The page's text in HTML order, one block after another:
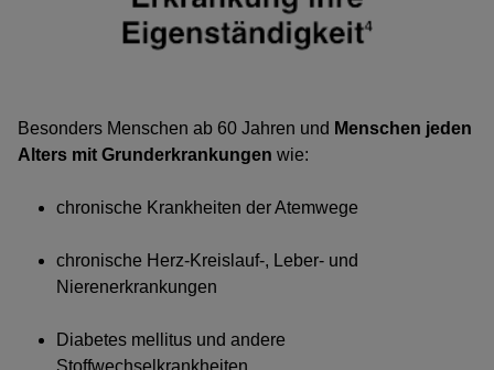
Besonders Menschen ab 60 Jahren und Menschen jeden
Alters mit Grunderkrankungen wie:
chronische Krankheiten der Atemwege
chronische Herz-Kreislauf-, Leber- und
Nierenerkrankungen
Diabetes mellitus und andere
Stoffwechselkrankheiten